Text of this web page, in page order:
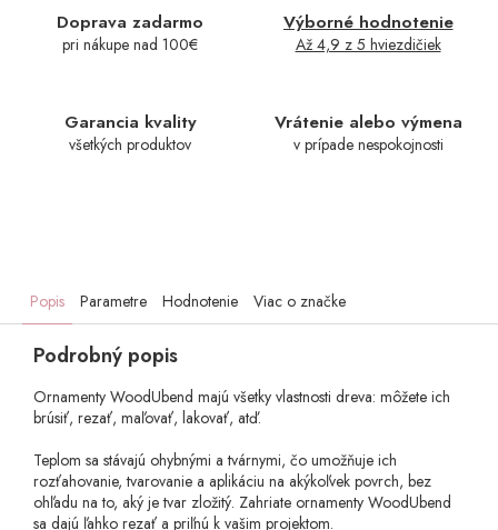
Doprava zadarmo
pri nákupe nad 100€
Výborné hodnotenie
Až 4,9 z 5 hviezdičiek
Garancia kvality
všetkých produktov
Vrátenie alebo výmena
v prípade nespokojnosti
Popis Parametre Hodnotenie Viac o značke
Podrobný popis
Ornamenty WoodUbend majú všetky vlastnosti dreva: môžete ich
brúsiť, rezať, maľovať, lakovať, atď.
Teplom sa stávajú ohybnými a tvárnymi, čo umožňuje ich
rozťahovanie, tvarovanie a aplikáciu na akýkoľvek povrch, bez
ohľadu na to, aký je tvar zložitý. Zahriate ornamenty WoodUbend
sa dajú ľahko rezať a priľnú k vašim projektom.